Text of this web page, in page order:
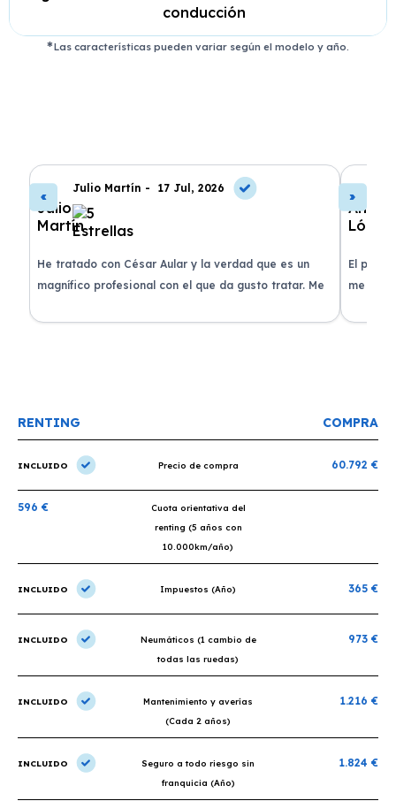
conducción
Las características pueden variar según el modelo y año.
Julio Martín - 17 Jul, 2026
He tratado con César Aular y la verdad que es un
magnífico profesional con el que da gusto tratar. Me
recomiendo un montón, muchas gracias!
El
me
plazo
RENTING COMPRA
INCLUIDO Precio de compra 60.792 €
596 €
Cuota orientativa del
renting (5 años con
10.000km/año)
INCLUIDO Impuestos (Año) 365 €
INCLUIDO
Neumáticos (1 cambio de
todas las ruedas)
973 €
INCLUIDO
Mantenimiento y averías
(Cada 2 años)
1.216 €
INCLUIDO
Seguro a todo riesgo sin
franquicia (Año)
1.824 €